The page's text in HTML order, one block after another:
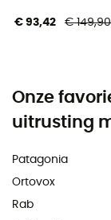
€ 93,42 € 149,90
Onze
uitrusting
Patagonia
Ortovox
Rab